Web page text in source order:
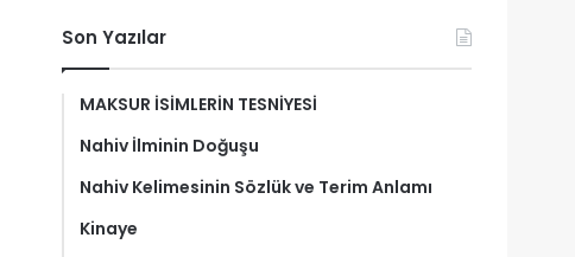
Son Yazılar
MAKSUR İSİMLERİN TESNİYESİ
Nahiv İlminin Doğuşu
Nahiv Kelimesinin Sözlük ve Terim Anlamı
Kinaye